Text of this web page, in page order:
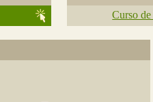
Curso